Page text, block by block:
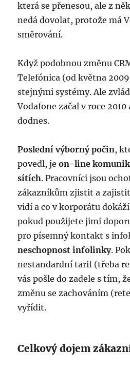
která se přenesou, ale z
nedá dovolat, protože má
směrování.
Když podobnou změnu
Telefónica (od května
stejnými systémy. Ale
Vodafone začal v roce
dodnes.
Poslední výborný počin,
povedl, jeon-line
sítích. Pracovníci jsou
zákazníkům zjistit a
vidí a co v korporátu
pokud použijete jimi
pro písemný kontakt s
neschopnost infolinky.
nestandardní tarif (třeba
vás pošle do zadele s tím,
změnu se zachováním
vyřídit.
Celkový dojem